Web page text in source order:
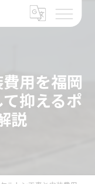
用を福岡
抑えるポ
説